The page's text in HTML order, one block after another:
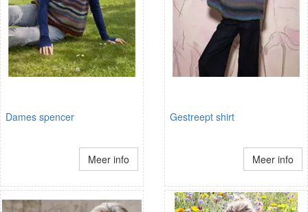
Dames spencer
Meer info
Gestreept shirt
Meer info